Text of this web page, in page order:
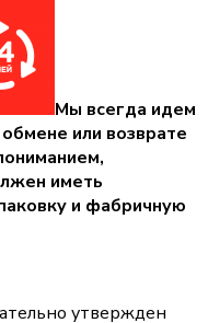
Мы всегда идем
или возврате
иметь
и фабричную
утвержден